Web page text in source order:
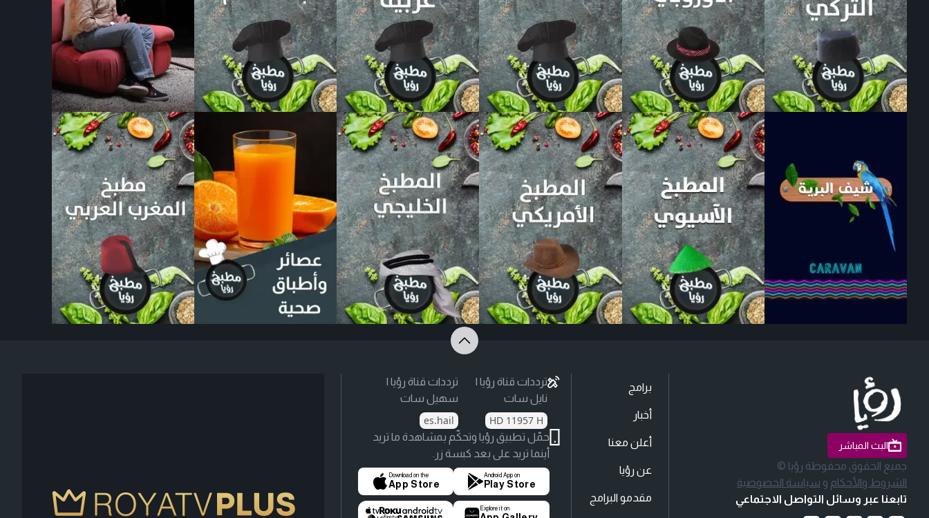
البث المباشر
جميع الحقوق محفوظة رؤيا ©
الشروط والأحكام و سياسة الخصوصية
تابعنا عبر وسائل التواصل الاجتماعي
برامج
أخبار
أعلن معنا
عن رؤيا
مقدمو البرامج
ترددات قناة رؤيا |
نايل سات
HD 11957 H
ترددات قناة رؤيا |
سهيل سات
es.hail
حمّل تطبيق رؤيا وتحكّم بمشاهدة ما تريد
أينما تريد على بعد كبسة زر.
Android App on
Play Store
Download on the
App Store
Explore it on